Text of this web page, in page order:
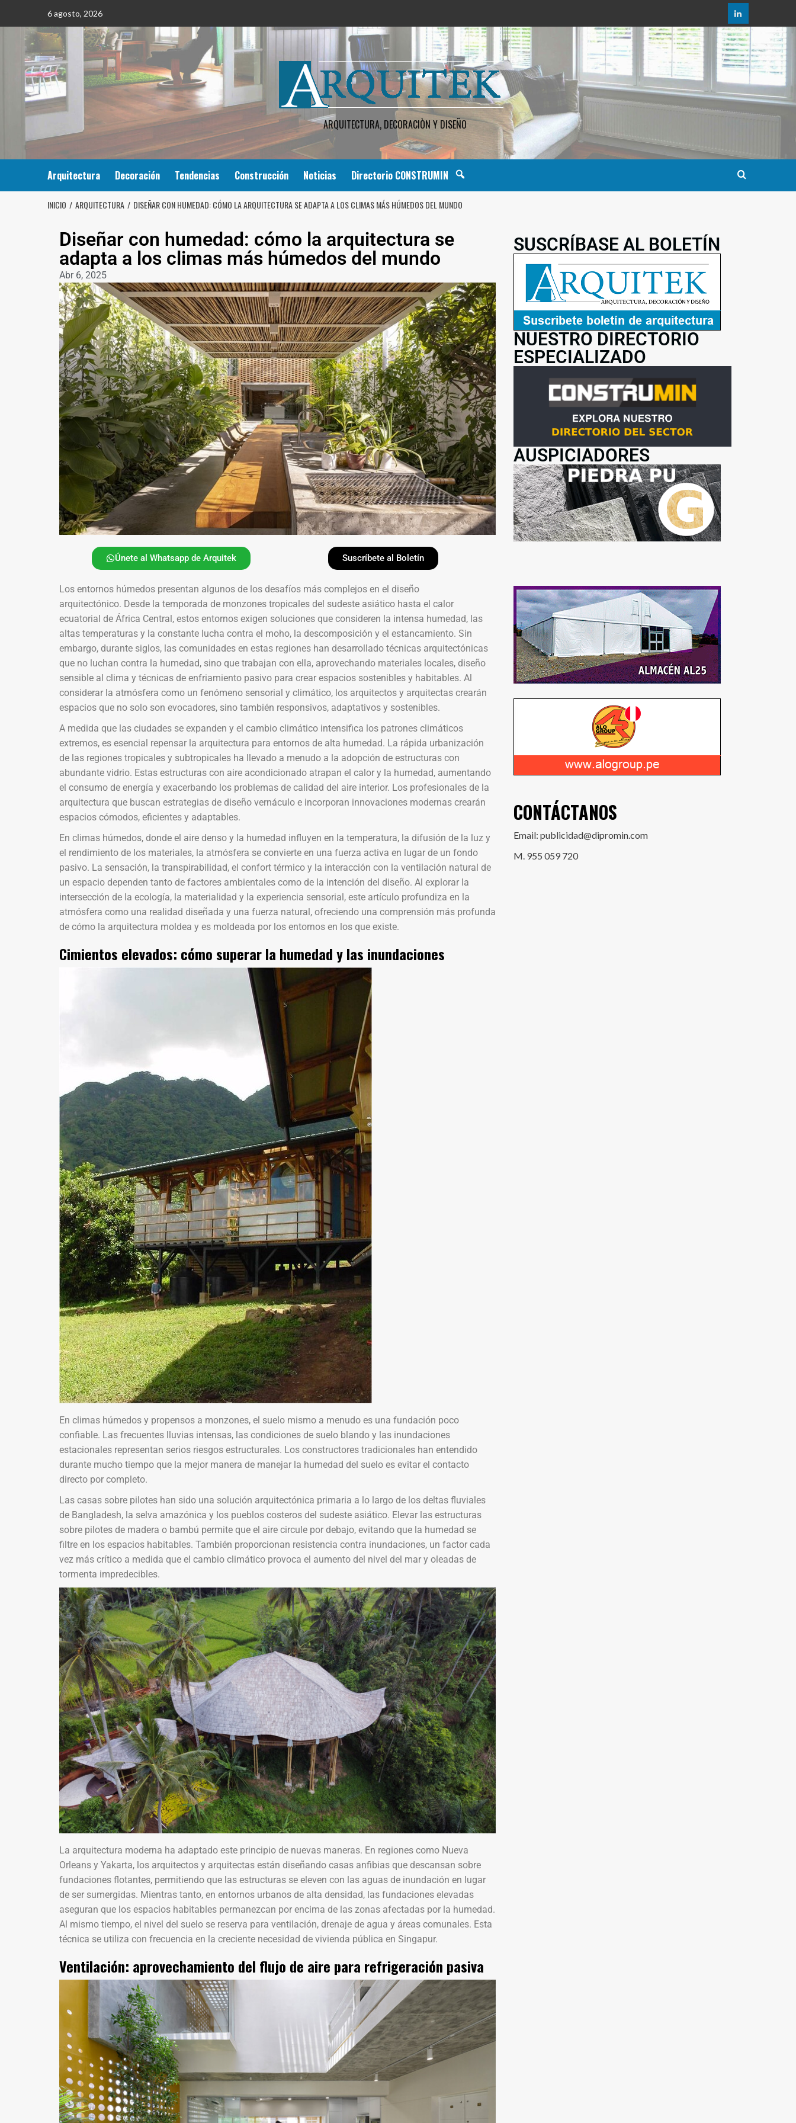
6 agosto, 2026
ARQUITECTURA, DECORACIÒN Y DISEÑO
Arquitectura Decoración Tendencias Construcción Noticias Directorio CONSTRUMIN
INICIO ARQUITECTURA DISEÑAR CON HUMEDAD: CÓMO LA ARQUITECTURA SE ADAPTA A LOS CLIMAS MÁS HÚMEDOS DEL MUNDO
Diseñar con humedad: cómo la arquitectura se
adapta a los climas más húmedos del mundo
Abr 6, 2025
Únete al Whatsapp de Arquitek Suscríbete al Boletín
Los entornos húmedos presentan algunos de los desafíos más complejos en el diseño
arquitectónico. Desde la temporada de monzones tropicales del sudeste asiático hasta el calor
ecuatorial de África Central, estos entornos exigen soluciones que consideren la intensa humedad, las
altas temperaturas y la constante lucha contra el moho, la descomposición y el estancamiento. Sin
embargo, durante siglos, las comunidades en estas regiones han desarrollado técnicas arquitectónicas
que no luchan contra la humedad, sino que trabajan con ella, aprovechando materiales locales, diseño
sensible al clima y técnicas de enfriamiento pasivo para crear espacios sostenibles y habitables. Al
considerar la atmósfera como un fenómeno sensorial y climático, los arquitectos y arquitectas crearán
espacios que no solo son evocadores, sino también responsivos, adaptativos y sostenibles.
A medida que las ciudades se expanden y el cambio climático intensifica los patrones climáticos
extremos, es esencial repensar la arquitectura para entornos de alta humedad. La rápida urbanización
de las regiones tropicales y subtropicales ha llevado a menudo a la adopción de estructuras con
abundante vidrio. Estas estructuras con aire acondicionado atrapan el calor y la humedad, aumentando
el consumo de energía y exacerbando los problemas de calidad del aire interior. Los profesionales de la
arquitectura que buscan estrategias de diseño vernáculo e incorporan innovaciones modernas crearán
espacios cómodos, eficientes y adaptables.
En climas húmedos, donde el aire denso y la humedad influyen en la temperatura, la difusión de la luz y
el rendimiento de los materiales, la atmósfera se convierte en una fuerza activa en lugar de un fondo
pasivo. La sensación, la transpirabilidad, el confort térmico y la interacción con la ventilación natural de
un espacio dependen tanto de factores ambientales como de la intención del diseño. Al explorar la
intersección de la ecología, la materialidad y la experiencia sensorial, este artículo profundiza en la
atmósfera como una realidad diseñada y una fuerza natural, ofreciendo una comprensión más profunda
de cómo la arquitectura moldea y es moldeada por los entornos en los que existe.
Cimientos elevados: cómo superar la humedad y las inundaciones
En climas húmedos y propensos a monzones, el suelo mismo a menudo es una fundación poco
confiable. Las frecuentes lluvias intensas, las condiciones de suelo blando y las inundaciones
estacionales representan serios riesgos estructurales. Los constructores tradicionales han entendido
durante mucho tiempo que la mejor manera de manejar la humedad del suelo es evitar el contacto
directo por completo.
Las casas sobre pilotes han sido una solución arquitectónica primaria a lo largo de los deltas fluviales
de Bangladesh, la selva amazónica y los pueblos costeros del sudeste asiático. Elevar las estructuras
sobre pilotes de madera o bambú permite que el aire circule por debajo, evitando que la humedad se
filtre en los espacios habitables. También proporcionan resistencia contra inundaciones, un factor cada
vez más crítico a medida que el cambio climático provoca el aumento del nivel del mar y oleadas de
tormenta impredecibles.
La arquitectura moderna ha adaptado este principio de nuevas maneras. En regiones como Nueva
Orleans y Yakarta, los arquitectos y arquitectas están diseñando casas anfibias que descansan sobre
fundaciones flotantes, permitiendo que las estructuras se eleven con las aguas de inundación en lugar
de ser sumergidas. Mientras tanto, en entornos urbanos de alta densidad, las fundaciones elevadas
aseguran que los espacios habitables permanezcan por encima de las zonas afectadas por la humedad.
Al mismo tiempo, el nivel del suelo se reserva para ventilación, drenaje de agua y áreas comunales. Esta
técnica se utiliza con frecuencia en la creciente necesidad de vivienda pública en Singapur.
Ventilación: aprovechamiento del flujo de aire para refrigeración pasiva
SUSCRÍBASE AL BOLETÍN
NUESTRO DIRECTORIO
ESPECIALIZADO
AUSPICIADORES
CONTÁCTANOS
Email: publicidad@dipromin.com
M. 955 059 720